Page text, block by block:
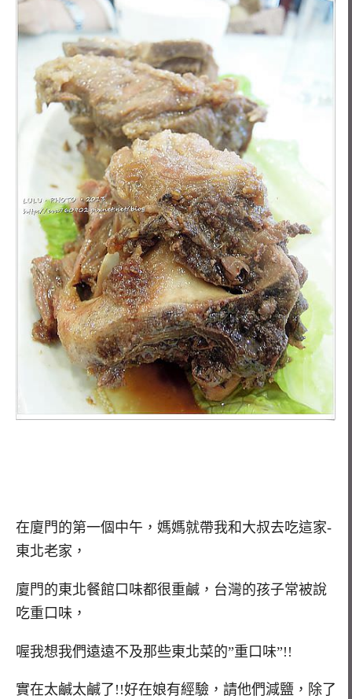
在廈門的第一個中午，媽媽就帶我和大叔去吃這家-
東北老家，
廈門的東北餐館口味都很重鹹，台灣的孩子常被說
吃重口味，
喔我想我們遠遠不及那些東北菜的”重口味”!!
實在太鹹太鹹了!!好在娘有經驗，請他們減鹽，除了